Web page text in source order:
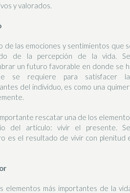
y valorados.
de las emociones y sentimientos que
de la percepción de la vida.
un futuro favorable en donde se
se requiere para satisfacer
del individuo, es como una
rescatar una de los
del artículo: vivir el presente.
es el resultado de vivir con plenitud
elementos más importantes de la